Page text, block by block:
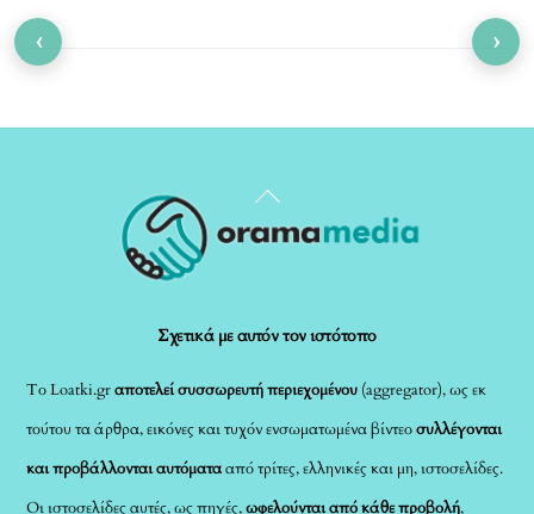
Back
To
Σχετικά με αυτόν τον ιστότοπο
Το Loatki.grαποτελεί συσσωρευτή περιεχομένου (aggregator), ως εκ
τούτου τα άρθρα, εικόνες και τυχόν ενσωματωμένα βίντεοσυλλέγονται
και προβάλλονται αυτόματααπό τρίτες, ελληνικές και μη, ιστοσελίδες.
Οι ιστοσελίδες αυτές, ως πηγές,ωφελούνται από κάθε προβολή,
‹ ›